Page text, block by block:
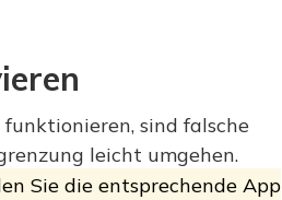
sind falsche
leicht umgehen.
Sie die entsprechende App